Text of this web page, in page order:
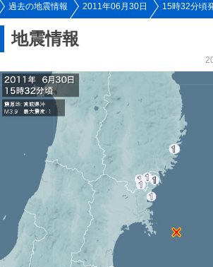
過去の地震情報 2011年06月30日 15時32分頃
地震情報